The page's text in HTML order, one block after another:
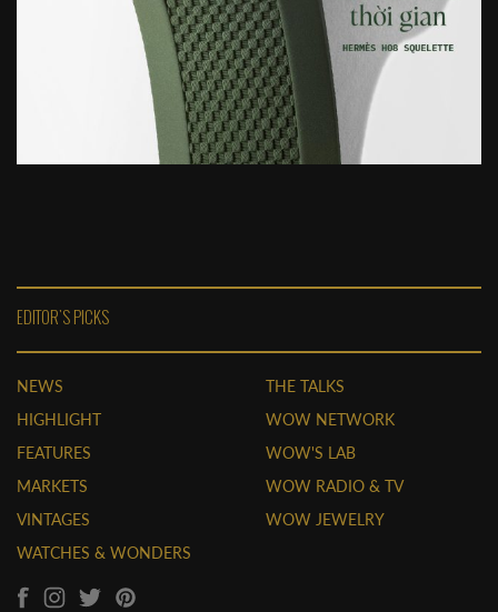
EDITOR'S PICKS
NEWS
HIGHLIGHT
FEATURES
MARKETS
VINTAGES
WATCHES & WONDERS
THE TALKS
WOW NETWORK
WOW'S LAB
WOW RADIO & TV
WOW JEWELRY